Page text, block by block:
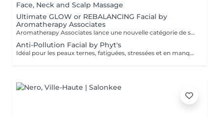
Face, Neck and Scalp Massage
Ultimate GLOW or REBALANCING Facial by
Aromatherapy Associates
Aromatherapy Associates lance une nouvelle catégorie de soins pour la peau qui répond de manière unique aux besoins de l'esprit et de la peau. La formule contient un complexe spécial d'huiles essentielles, de plantes actives et de technologie Skin Stress Relief. S'appuyant sur près de 40 ans d'expertise en matière de spa et d'aromathérapie et bien connue pour ses produits optimisés et axés sur les résultats, cette expérience est conçue pour soutenir les défenses naturelles de la peau et combattre le stress d'un mode de vie trépidant. Idéal pour les personnes à la peau sèche ou sensible.
Anti-Pollution Facial by Phyt's
Idéal pour les peaux ternes, fatiguées, stressées et en manque d'éclat , ce soin va revitaliser votre peau, booster son eclat et il est également un très bon préventif anti âge. Ce soin commence par un rafraîchissement stimulant des pieds pour favoriser la circulation sanguine et la relaxation.